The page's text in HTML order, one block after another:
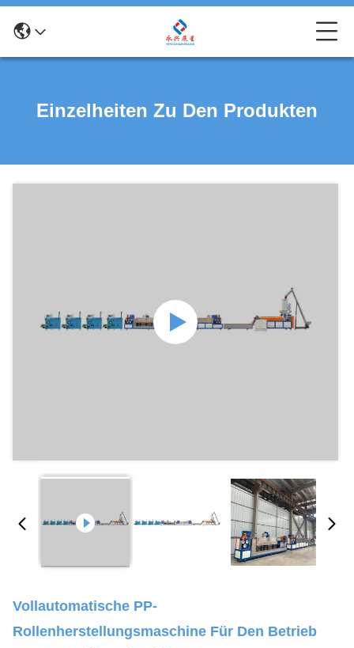
Einzelheiten Zu Den Produkten
Vollautomatische PP-
Rollenherstellungsmaschine Für Den Betrieb